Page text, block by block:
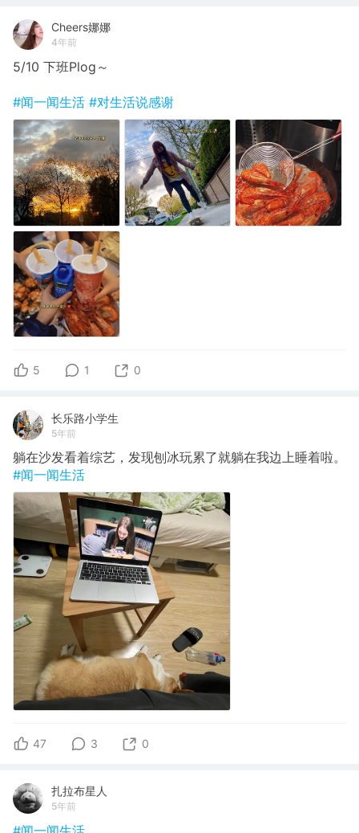
Cheers娜娜
4年前
5/10 下班Plog～
#闻一闻生活 #对生活说感谢
5 1 0
长乐路小学生
5年前
躺在沙发看着综艺，发现刨冰玩累了就躺在我边上睡着啦。
#闻一闻生活
47 3 0
扎拉布星人
5年前